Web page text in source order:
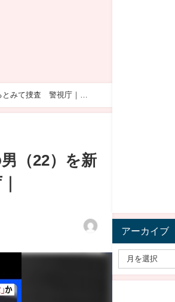
みて捜査 警視庁｜
（22）を新
アーカイブ